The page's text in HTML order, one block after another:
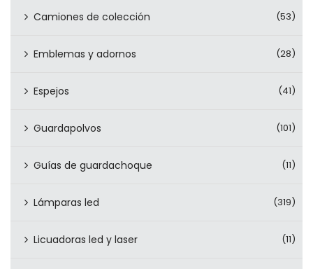
Camiones de colección (53)
Emblemas y adornos (28)
Espejos (41)
Guardapolvos (101)
Guías de guardachoque (11)
Lámparas led (319)
Licuadoras led y laser (11)